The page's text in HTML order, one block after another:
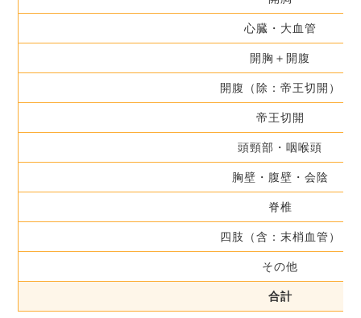
心臓・大血管
開胸＋開腹
開腹（除：帝王切開）
帝王切開
頭頸部・咽喉頭
胸壁・腹壁・会陰
脊椎
四肢（含：末梢血管）
その他
合計